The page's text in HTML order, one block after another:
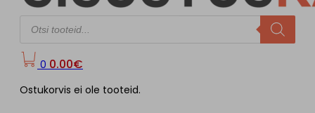
search
0 0.00€
Ostukorvis ei ole tooteid.